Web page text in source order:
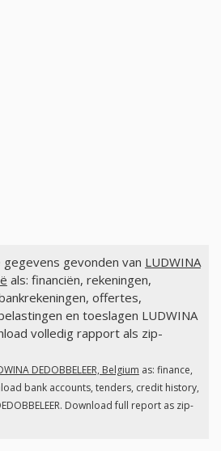
gevonden van LUDWINA
als: financiën, rekeningen,
offertes,
en toeslagen LUDWINA
volledig rapport als zip-
DEDOBBELEER, Belgium as: finance,
bank accounts, tenders, credit history,
Download full report as zip-